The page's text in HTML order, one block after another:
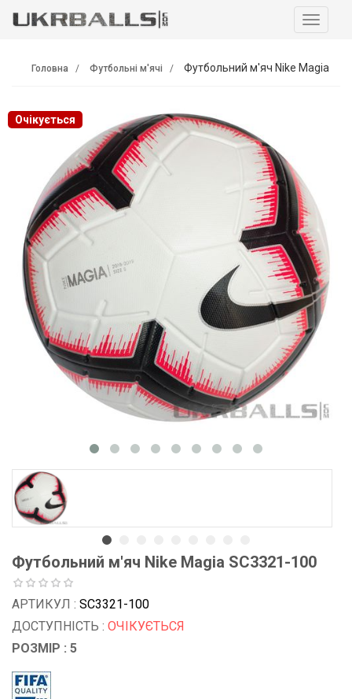
Головна Футбольні м'ячі Футбольний м'яч Nike Magia
Очікується
Футбольний м'яч Nike Magia SC3321-100
АРТИКУЛ : SC3321-100
ДОСТУПНІСТЬ : ОЧІКУЄТЬСЯ
РОЗМІР : 5